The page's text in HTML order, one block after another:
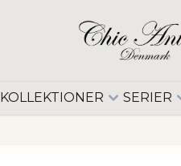
KOLLEKTIONER SERIER